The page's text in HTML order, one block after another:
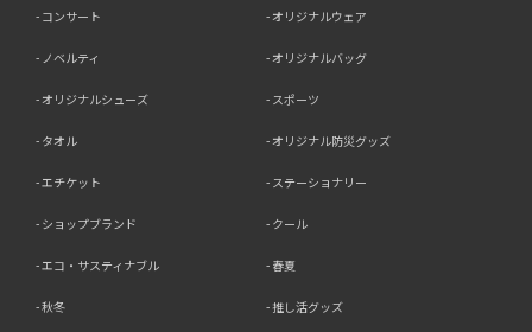
コンサート オリジナルウェア
ノベルティ オリジナルバッグ
オリジナルシューズ スポーツ
タオル オリジナル防災グッズ
エチケット ステーショナリー
ショップブランド クール
エコ・サスティナブル 春夏
秋冬 推し活グッズ